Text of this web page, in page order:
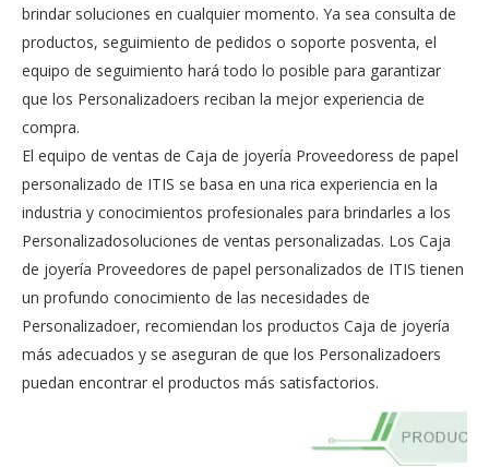
brindar soluciones en cualquier momento. Ya sea consulta de
productos, seguimiento de pedidos o soporte posventa, el
equipo de seguimiento hará todo lo posible para garantizar
que los Personalizadoers reciban la mejor experiencia de
compra.
El equipo de ventas de Caja de joyería Proveedoress de papel
personalizado de ITIS se basa en una rica experiencia en la
industria y conocimientos profesionales para brindarles a los
Personalizadosoluciones de ventas personalizadas. Los Caja
de joyería Proveedores de papel personalizados de ITIS tienen
un profundo conocimiento de las necesidades de
Personalizadoer, recomiendan los productos Caja de joyería
más adecuados y se aseguran de que los Personalizadoers
puedan encontrar el productos más satisfactorios.